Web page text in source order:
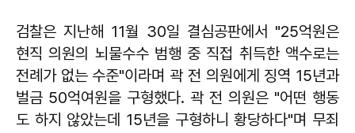
검찰은 지난해 11월 30일 결심공판에서 "25억원은
현직 의원의 뇌물수수 범행 중 직접 취득한 액수로는
전례가 없는 수준"이라며 곽 전 의원에게 징역 15년과
벌금 50억여원을 구형했다. 곽 전 의원은 "어떤 행동
도 하지 않았는데 15년을 구형하니 황당하다"며 무죄